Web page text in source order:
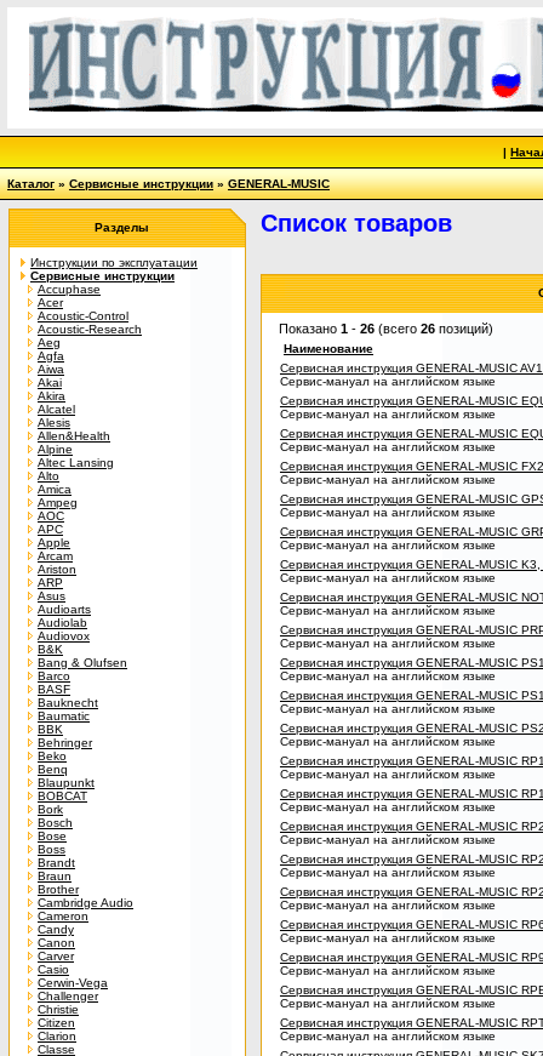
|
Каталог»Сервисные инструкции»GENERAL-MUSIC
Разделы
Инструкции по эксплуатации
Сервисные инструкции
Accuphase
Acer
Acoustic-Control
Acoustic-Research
Aeg
Agfa
Aiwa
Akai
Akira
Alcatel
Alesis
Allen&Health
Alpine
Altec Lansing
Alto
Amica
Ampeg
AOC
APC
Apple
Arcam
Ariston
ARP
Asus
Audioarts
Audiolab
Audiovox
B&K
Bang & Olufsen
Barco
BASF
Bauknecht
Baumatic
BBK
Behringer
Beko
Benq
Blaupunkt
BOBCAT
Bork
Bosch
Bose
Boss
Brandt
Braun
Brother
Cambridge Audio
Cameron
Candy
Canon
Carver
Casio
Cerwin-Vega
Challenger
Christie
Citizen
Clarion
Classe
Список товаров
Показано 1 - 26 (всего 26 позиций)
Наименование
Сервисная инструкция GENERAL-MUSIC
Сервис-мануал на английском языке
Сервисная инструкция GENERAL-MUSIC
Сервис-мануал на английском языке
Сервисная инструкция GENERAL-MUSIC
Сервис-мануал на английском языке
Сервисная инструкция GENERAL-MUSIC
Сервис-мануал на английском языке
Сервисная инструкция GENERAL-MUSIC
Сервис-мануал на английском языке
Сервисная инструкция GENERAL-MUSIC
Сервис-мануал на английском языке
Сервисная инструкция GENERAL-MUSIC
Сервис-мануал на английском языке
Сервисная инструкция GENERAL-MUSIC
Сервис-мануал на английском языке
Сервисная инструкция GENERAL-MUSIC
Сервис-мануал на английском языке
Сервисная инструкция GENERAL-MUSIC
Сервис-мануал на английском языке
Сервисная инструкция GENERAL-MUSIC
Сервис-мануал на английском языке
Сервисная инструкция GENERAL-MUSIC
Сервис-мануал на английском языке
Сервисная инструкция GENERAL-MUSIC
Сервис-мануал на английском языке
Сервисная инструкция GENERAL-MUSIC
Сервис-мануал на английском языке
Сервисная инструкция GENERAL-MUSIC
Сервис-мануал на английском языке
Сервисная инструкция GENERAL-MUSIC
Сервис-мануал на английском языке
Сервисная инструкция GENERAL-MUSIC
Сервис-мануал на английском языке
Сервисная инструкция GENERAL-MUSIC
Сервис-мануал на английском языке
Сервисная инструкция GENERAL-MUSIC
Сервис-мануал на английском языке
Сервисная инструкция GENERAL-MUSIC
Сервис-мануал на английском языке
Сервисная инструкция GENERAL-MUSIC
Сервис-мануал на английском языке